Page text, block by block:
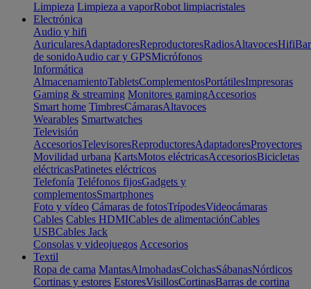
Limpieza Limpieza a vaporRobot limpiacristales
Electrónica
Audio y hifi
AuricularesAdaptadoresReproductoresRadiosAltavocesHifi
de sonidoAudio car y GPSMicrófonos
Informática
AlmacenamientoTabletsComplementosPortátilesImpresoras
Gaming & streaming Monitores gamingAccesorios
Smart home TimbresCámarasAltavoces
Wearables Smartwatches
Televisión
AccesoriosTelevisoresReproductoresAdaptadoresProyectores
Movilidad urbana KartsMotos eléctricasAccesoriosBicicletas
eléctricasPatinetes eléctricos
Telefonía Teléfonos fijosGadgets y
complementosSmartphones
Foto y vídeo Cámaras de fotosTrípodesVideocámaras
Cables Cables HDMICables de alimentaciónCables
USBCables Jack
Consolas y videojuegos Accesorios
Textil
Ropa de cama MantasAlmohadasColchasSábanasNórdicos
Cortinas y estores EstoresVisillosCortinasBarras de cortina